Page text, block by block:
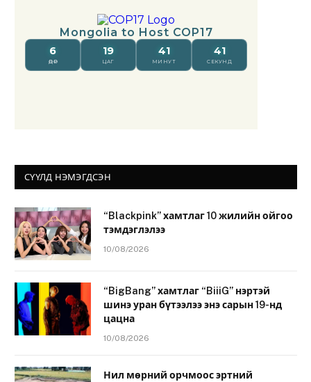
СҮҮЛД НЭМЭГДСЭН
“Blackpink” хамтлаг 10 жилийн ойгоо
тэмдэглэлээ
10/08/2026
“BigBang” хамтлаг “BiiiG” нэртэй
шинэ уран бүтээлээ энэ сарын 19-нд
цацна
10/08/2026
Нил мөрний орчмоос эртний